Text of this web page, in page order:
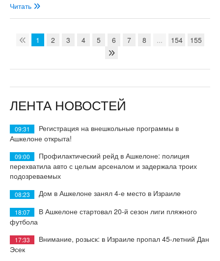
Читать
1 2 3 4 5 6 7 8 ... 154 155
ЛЕНТА НОВОСТЕЙ
09:31
Регистрация на внешкольные программы в
Ашкелоне открыта!
09:00
Профилактический рейд в Ашкелоне: полиция
перехватила авто с целым арсеналом и задержала троих
подозреваемых
08:23 Дом в Ашкелоне занял 4-е место в Израиле
18:07
В Ашкелоне стартовал 20-й сезон лиги пляжного
футбола
17:33
Внимание, розыск: в Израиле пропал 45-летний Дан
Эсек